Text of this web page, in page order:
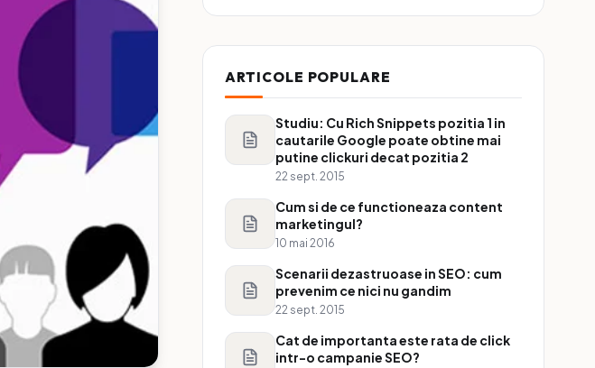
ARTICOLE POPULARE
Studiu: Cu Rich Snippets pozitia 1 in
cautarile Google poate obtine mai
putine clickuri decat pozitia 2
22 sept. 2015
Cum si de ce functioneaza content
marketingul?
10 mai 2016
Scenarii dezastruoase in SEO: cum
prevenim ce nici nu gandim
22 sept. 2015
Cat de importanta este rata de click
intr-o campanie SEO?